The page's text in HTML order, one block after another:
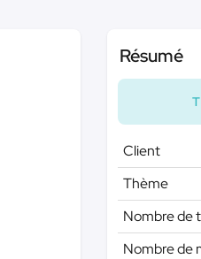
Résumé
Client
Thème
Nombre de
Nombre de